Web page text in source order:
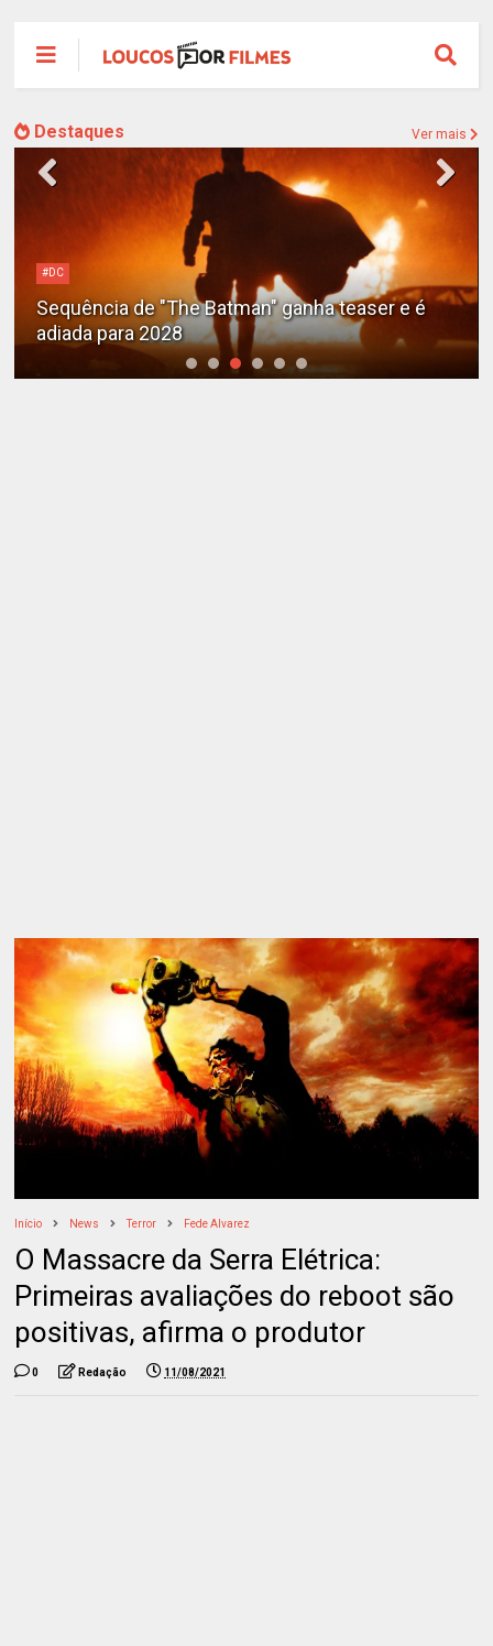
Destaques Ver mais
#DC
Sequência de "The Batman" ganha teaser e é
adiada para 2028
Início News Terror Fede Alvarez
O Massacre da Serra Elétrica:
Primeiras avaliações do reboot são
positivas, afirma o produtor
0 Redação 11/08/2021